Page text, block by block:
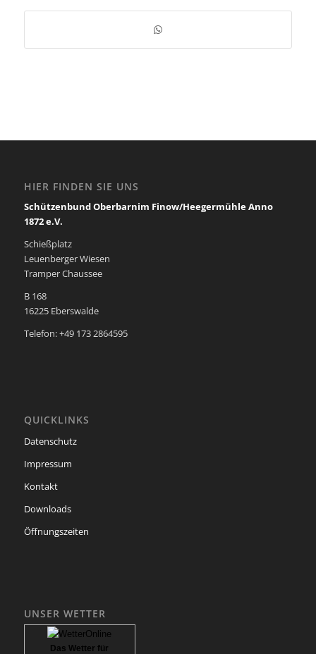
HIER FINDEN SIE UNS
Schützenbund Oberbarnim Finow/Heegermühle Anno
1872 e.V.
Schießplatz
Leuenberger Wiesen
Tramper Chaussee
B 168
16225 Eberswalde
Telefon: +49 173 2864595
QUICKLINKS
Datenschutz
Impressum
Kontakt
Downloads
Öffnungszeiten
UNSER WETTER
Das Wetter für